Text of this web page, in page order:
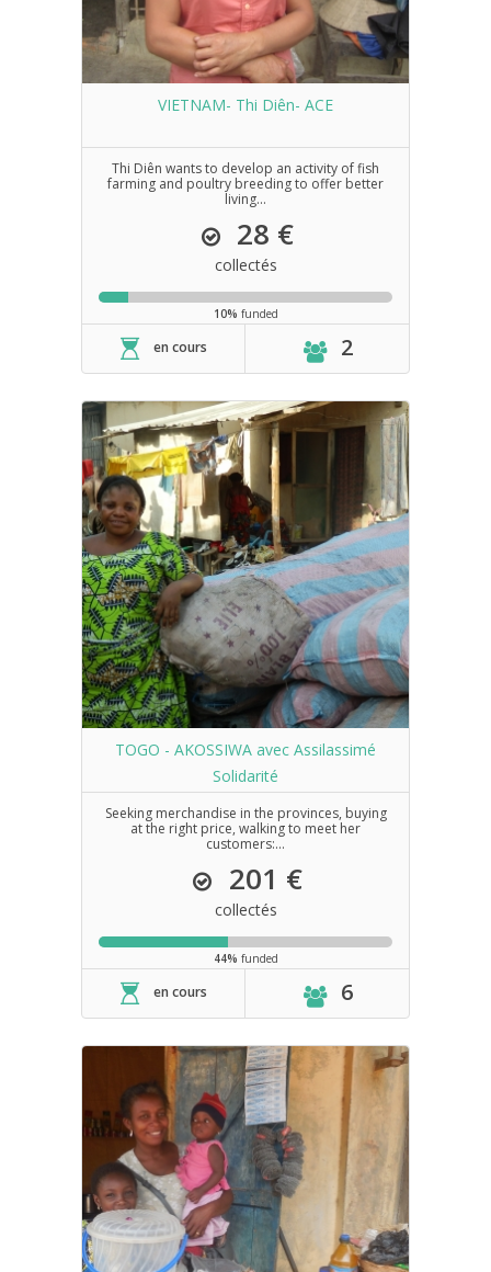
VIETNAM- Thi Diên- ACE
Thi Diên wants to develop an activity of fish
farming and poultry breeding to offer better
living...
28 €
collectés
10% funded
en cours 2
TOGO - AKOSSIWA avec Assilassimé
Solidarité
Seeking merchandise in the provinces, buying
at the right price, walking to meet her
customers:...
201 €
collectés
44% funded
en cours 6